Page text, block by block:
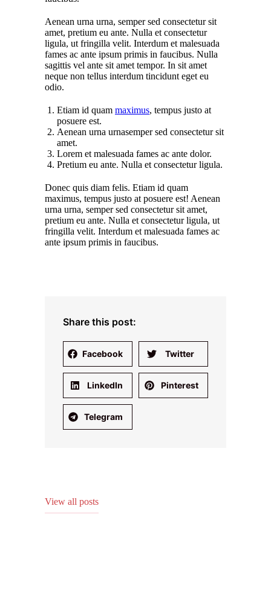
Aenean urna urna, semper sed consectetur sit
amet, pretium eu ante. Nulla et consectetur
ligula, ut fringilla velit. Interdum et malesuada
fames ac ante ipsum primis in faucibus. Nulla
sagittis vel ante sit amet tempor. In sit amet
neque non tellus interdum tincidunt eget eu
odio.
Etiam id quam maximus, tempus justo at
posuere est.
Aenean urna urnasemper sed consectetur sit
amet.
Lorem et malesuada fames ac ante dolor.
Pretium eu ante. Nulla et consectetur ligula.
Donec quis diam felis. Etiam id quam
maximus, tempus justo at posuere est! Aenean
urna urna, semper sed consectetur sit amet,
pretium eu ante. Nulla et consectetur ligula, ut
fringilla velit. Interdum et malesuada fames ac
ante ipsum primis in faucibus.
Share this post:
Facebook Twitter
LinkedIn Pinterest
Telegram
View all posts